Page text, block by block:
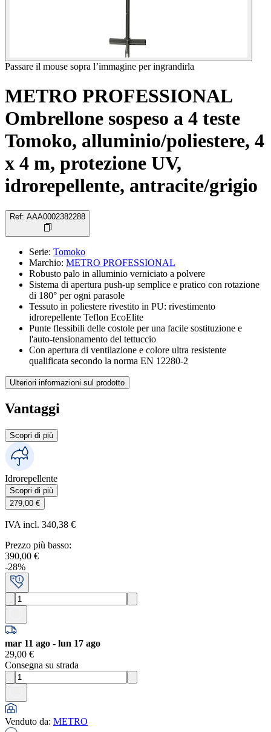
Passare il mouse sopra l’immagine per ingrandirla
METRO PROFESSIONAL
Ombrellone sospeso a 4 teste
Tomoko, alluminio/poliestere, 4
x 4 m, protezione UV,
idrorepellente, antracite/grigio
Ref: AAA0002382288
Serie: Tomoko
Marchio: METRO PROFESSIONAL
Robusto palo in alluminio verniciato a polvere
Sistema di apertura push-up semplice e pratico con rotazione
di 180° per ogni parasole
Tessuto in poliestere rivestito in PU: rivestimento
idrorepellente Teflon EcoElite
Punte flessibili delle costole per una facile sostituzione e
l'auto-tensionamento del tettuccio
Con apertura di ventilazione e colore ultra resistente
qualificata secondo la norma EN 12280-2
Ulteriori informazioni sul prodotto
Vantaggi
Scopri di più
Idrorepellente
Scopri di più
279,00 €
IVA incl. 340,38 €
Prezzo più basso:
390,00 €
-28%
mar 11 ago - lun 17 ago
29,00 €
Consegna su strada
Venduto da: METRO